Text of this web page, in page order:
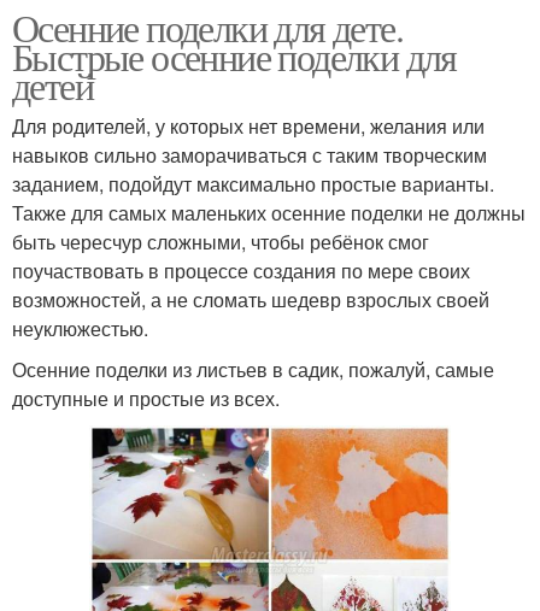
Осенние поделки для дете.
Быстрые осенние поделки для
детей
Для родителей, у которых нет времени, желания или
навыков сильно заморачиваться с таким творческим
заданием, подойдут максимально простые варианты.
Также для самых маленьких осенние поделки не должны
быть чересчур сложными, чтобы ребёнок смог
поучаствовать в процессе создания по мере своих
возможностей, а не сломать шедевр взрослых своей
неуклюжестью.
Осенние поделки из листьев в садик, пожалуй, самые
доступные и простые из всех.